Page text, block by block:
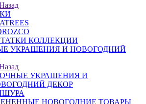
КОЛЛЕКЦИИ
УКРАШЕНИЯ И НОВОГОДНИЙ
УКРАШЕНИЯ И
ДЕКОР
НОВОГОДНИЕ ТОВАРЫ